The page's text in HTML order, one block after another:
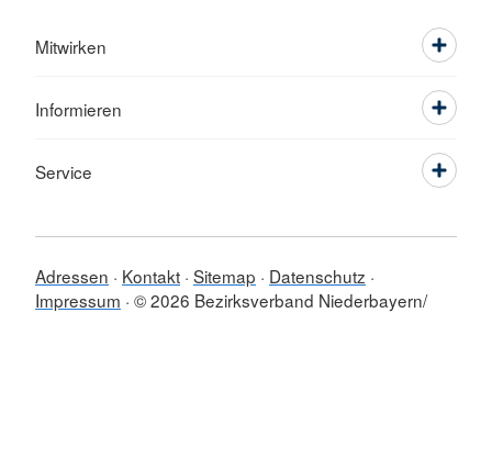
Mitwirken
Informieren
Service
Adressen Kontakt Sitemap
Datenschutz
Impressum © 2026 Bezirksverband Niederbayern/